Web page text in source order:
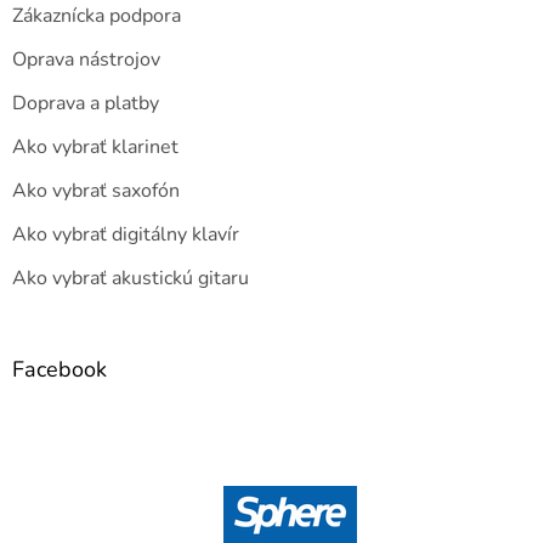
Zákaznícka podpora
Oprava nástrojov
Doprava a platby
Ako vybrať klarinet
Ako vybrať saxofón
Ako vybrať digitálny klavír
Ako vybrať akustickú gitaru
Facebook